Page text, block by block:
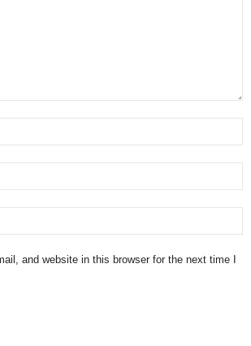
and website in this browser for the next time I